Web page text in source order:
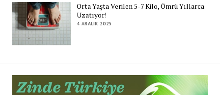
Orta Yaşta Verilen 5-7 Kilo, Ömrü Yıllarca
Uzatıyor!
4 ARALIK 2025